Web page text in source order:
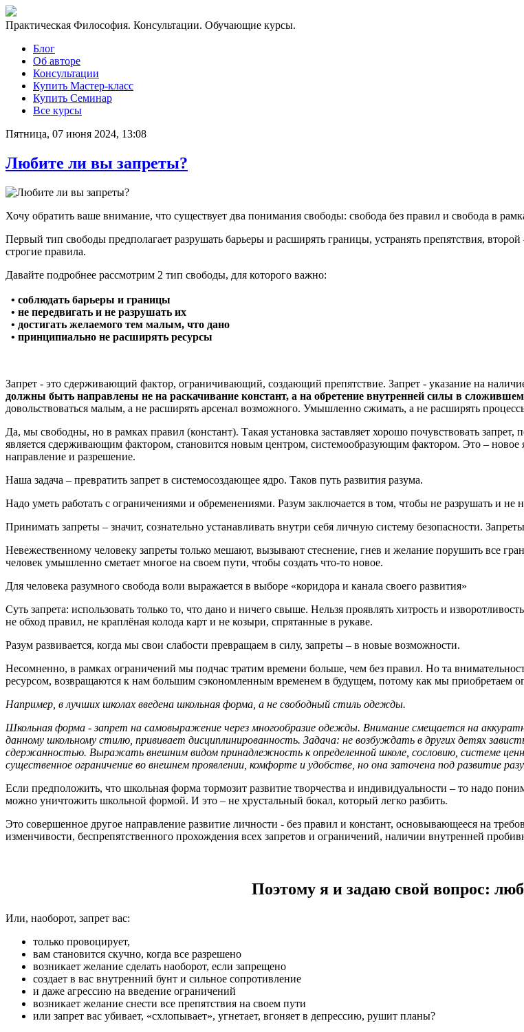
Практическая Философия. Консультации. Обучающие курсы.
Блог
Об авторе
Консультации
Купить Мастер-класс
Купить Семинар
Все курсы
Пятница, 07 июня 2024, 13:08
Любите ли вы запреты?
Хочу обратить ваше внимание, что существует два понимания свободы: свобода без правил и свобода в
Первый тип свободы предполагает разрушать барьеры и расширять границы, устранять препятствия,
строгие правила.
Давайте подробнее рассмотрим 2 тип свободы, для которого важно:
• соблюдать барьеры и границы
• не передвигать и не разрушать их
• достигать желаемого тем малым, что дано
• принципиально не расширять ресурсы
Запрет - это сдерживающий фактор, ограничивающий, создающий препятствие. Запрет - указание на
должны быть направлены не на раскачивание констант, а на обретение внутренней силы в
довольствоваться малым, а не расширять арсенал возможного. Умышленно сжимать, а не расширять
Да, мы свободны, но в рамках правил (констант). Такая установка заставляет хорошо почувствовать
является сдерживающим фактором, становится новым центром, системообразующим фактором. Это – новое
направление и разрешение.
Наша задача – превратить запрет в системосоздающее ядро. Таков путь развития разума.
Надо уметь работать с ограничениями и обременениями. Разум заключается в том, чтобы не разрушать и не
Принимать запреты – значит, сознательно устанавливать внутри себя личную систему безопасности.
Невежественному человеку запреты только мешают, вызывают стеснение, гнев и желание порушить все
человек умышленно сметает многое на своем пути, чтобы создать что-то новое.
Для человека разумного свобода воли выражается в выборе «коридора и канала своего развития»
Суть запрета: использовать только то, что дано и ничего свыше. Нельзя проявлять хитрость и
не обход правил, не краплёная колода карт и не козыри, спрятанные в рукаве.
Разум развивается, когда мы свои слабости превращаем в силу, запреты – в новые возможности.
Несомненно, в рамках ограничений мы подчас тратим времени больше, чем без правил. Но та
ресурсом, возвращаются к нам большим сэкономленным временем в будущем, потому как мы приобретаем
Например, в лучших школах введена школьная форма, а не свободный стиль одежды.
Школьная форма - запрет на самовыражение через многообразие одежды. Внимание смещается на
данному школьному стилю, прививает дисциплинированность. Задача: не возбуждать в других детях
сдержанностью. Выражать внешним видом принадлежность к определенной школе, сословию, системе
существенное ограничение во внешнем проявлении, комфорте и удобстве, но она заточена под развитие
Если предположить, что школьная форма тормозит развитие творчества и индивидуальности – то надо
можно уничтожить школьной формой. И это – не хрустальный бокал, который легко разбить.
Это совершенное другое направление развитие личности - без правил и констант, основывающееся на
изменчивости, беспрепятственного прохождения всех запретов и ограничений, наличии внутренней
Поэтому я и задаю свой вопрос:
Или, наоборот, запрет вас:
только провоцирует,
вам становится скучно, когда все разрешено
возникает желание сделать наоборот, если запрещено
создает в вас внутренний бунт и сильное сопротивление
и даже агрессию на введение ограничений
возникает желание снести все препятствия на своем пути
или запрет вас убивает, «схлопывает», угнетает, вгоняет в депрессию, рушит планы?